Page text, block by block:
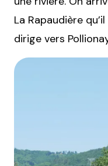
La Rapaudière
dirige vers